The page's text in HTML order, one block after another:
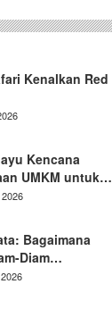
Kenalkan Red
Kencana
UMKM untuk…
Bagaimana
Diam…